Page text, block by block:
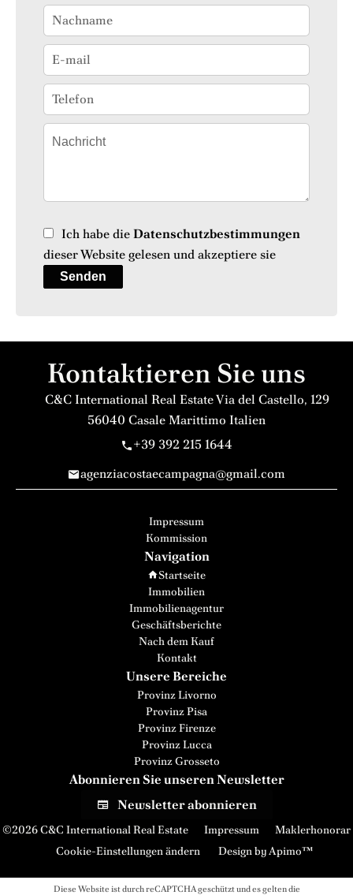
Ich habe dieDatenschutzbestimmungen
dieser Website gelesen und akzeptiere sie
Senden
Kontaktieren Sie uns
C&C International Real EstateVia del Castello, 129
56040 Casale Marittimo Italien
+39 392 215 1644
agenziacostaecampagna@gmail.com
Impressum
Kommission
Navigation
Startseite
Immobilien
Immobilienagentur
Geschäftsberichte
Nach dem Kauf
Kontakt
Unsere Bereiche
Provinz Livorno
Provinz Pisa
Provinz Firenze
Provinz Lucca
Provinz Grosseto
Abonnieren Sie unseren Newsletter
Newsletter abonnieren
©2026 C&C International Real Estate Impressum
Maklerhonorar
Cookie-Einstellungen ändern
Design byApimo™
Diese Website ist durch reCAPTCHA geschützt und es gelten die